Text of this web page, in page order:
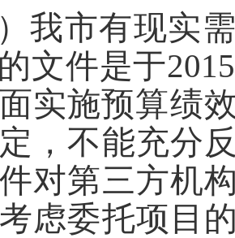
）我市有现实
文件是于
实施预算绩
，不能充分
对第三方机
虑委托项目